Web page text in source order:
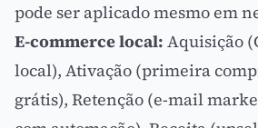
pode ser aplicado mesmo em
E-commerce local: Aquisição (
local), Ativação (primeira
grátis), Retenção (e-mail